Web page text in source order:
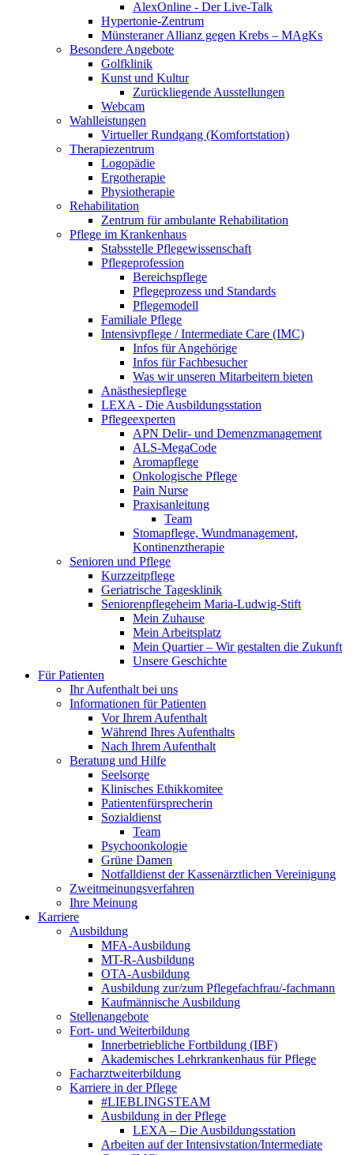
AlexOnline - Der Live-Talk
Hypertonie-Zentrum
Münsteraner Allianz gegen Krebs – MAgKs
Besondere Angebote
Golfklinik
Kunst und Kultur
Zurückliegende Ausstellungen
Webcam
Wahlleistungen
Virtueller Rundgang (Komfortstation)
Therapiezentrum
Logopädie
Ergotherapie
Physiotherapie
Rehabilitation
Zentrum für ambulante Rehabilitation
Pflege im Krankenhaus
Stabsstelle Pflegewissenschaft
Pflegeprofession
Bereichspflege
Pflegeprozess und Standards
Pflegemodell
Familiale Pflege
Intensivpflege / Intermediate Care (IMC)
Infos für Angehörige
Infos für Fachbesucher
Was wir unseren Mitarbeitern bieten
Anästhesiepflege
LEXA - Die Ausbildungsstation
Pflegeexperten
APN Delir- und Demenzmanagement
ALS-MegaCode
Aromapflege
Onkologische Pflege
Pain Nurse
Praxisanleitung
Team
Stomapflege, Wundmanagement,
Kontinenztherapie
Senioren und Pflege
Kurzzeitpflege
Geriatrische Tagesklinik
Seniorenpflegeheim Maria-Ludwig-Stift
Mein Zuhause
Mein Arbeitsplatz
Mein Quartier – Wir gestalten die Zukunft
Unsere Geschichte
Für Patienten
Ihr Aufenthalt bei uns
Informationen für Patienten
Vor Ihrem Aufenthalt
Während Ihres Aufenthalts
Nach Ihrem Aufenthalt
Beratung und Hilfe
Seelsorge
Klinisches Ethikkomitee
Patientenfürsprecherin
Sozialdienst
Team
Psychoonkologie
Grüne Damen
Notfalldienst der Kassenärztlichen Vereinigung
Zweitmeinungsverfahren
Ihre Meinung
Karriere
Ausbildung
MFA-Ausbildung
MT-R-Ausbildung
OTA-Ausbildung
Ausbildung zur/zum Pflegefachfrau/-fachmann
Kaufmännische Ausbildung
Stellenangebote
Fort- und Weiterbildung
Innerbetriebliche Fortbildung (IBF)
Akademisches Lehrkrankenhaus für Pflege
Facharztweiterbildung
Karriere in der Pflege
#LIEBLINGSTEAM
Ausbildung in der Pflege
LEXA – Die Ausbildungsstation
Arbeiten auf der Intensivstation/Intermediate